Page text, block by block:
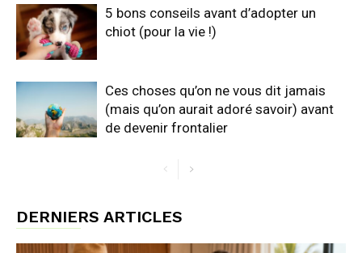
5 bons conseils avant d’adopter un
chiot (pour la vie !)
Ces choses qu’on ne vous dit jamais
(mais qu’on aurait adoré savoir) avant
de devenir frontalier
DERNIERS ARTICLES